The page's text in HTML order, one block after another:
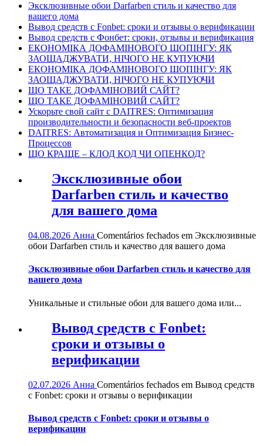
Эксклюзивные обои Darfarben стиль и качество для
вашего дома
Вывод средств с Fonbet: сроки и отзывы о верификации
Вывод средств с Фонбет: сроки, отзывы и верификация
ЕКОНОМІКА ДОФАМІНОВОГО ШОПІНГУ: ЯК
ЗАОЩАДЖУВАТИ, НІЧОГО НЕ КУПУЮЧИ
ЕКОНОМІКА ДОФАМІНОВОГО ШОПІНГУ: ЯК
ЗАОЩАДЖУВАТИ, НІЧОГО НЕ КУПУЮЧИ
ЩО ТАКЕ ДОФАМІНОВИЙ САЙТ?
ЩО ТАКЕ ДОФАМІНОВИЙ САЙТ?
Ускорьте свой сайт с DAITRES: Оптимизация
производительности и безопасности веб-проектов
DAITRES: Автоматизация и Оптимизация Бизнес-
Процессов
ЩО КРАЩЕ – КЛОД КОД ЧИ ОПЕНКОД?
Эксклюзивные обои
Darfarben стиль и качество
для вашего дома
04.08.2026 Анна Comentários fechados em Эксклюзивные
обои Darfarben стиль и качество для вашего дома
Эксклюзивные обои Darfarben стиль и качество для
вашего дома
Уникальные и стильные обои для вашего дома или...
Вывод средств с Fonbet:
сроки и отзывы о
верификации
02.07.2026 Анна Comentários fechados em Вывод средств
с Fonbet: сроки и отзывы о верификации
Вывод средств с Fonbet: сроки и отзывы о
верификации